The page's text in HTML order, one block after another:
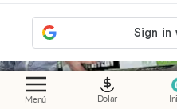
Menú Dolar